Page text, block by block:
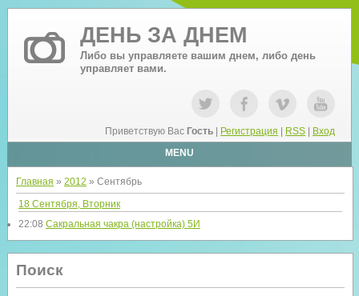
ДЕНЬ ЗА ДНЕМ
Либо вы управляете вашим днем, либо день
управляет вами.
Приветствую Вас Гость Регистрация RSS
Вход
MENU
Главная » 2012 » Сентябрь
18 Сентября, Вторник
22:08 Сакральная чакра (настройка) 5И
Поиск